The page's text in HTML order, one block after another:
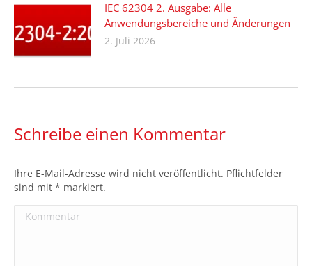
IEC 62304 2. Ausgabe: Alle
Anwendungsbereiche und Änderungen
2. Juli 2026
Schreibe einen Kommentar
Ihre E-Mail-Adresse wird nicht veröffentlicht. Pflichtfelder
sind mit * markiert.
Kommentar